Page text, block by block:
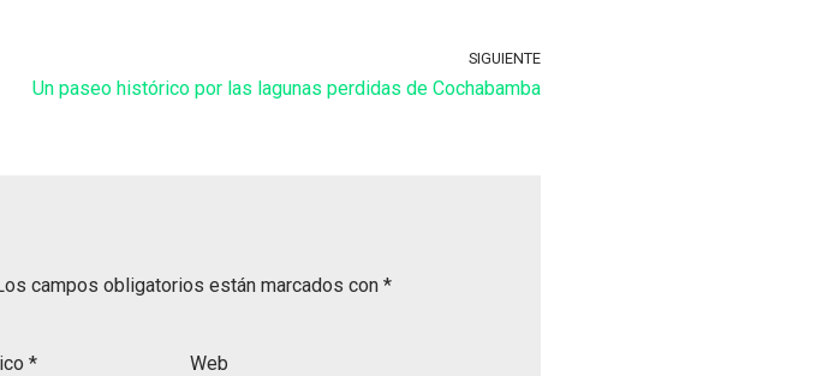
SIGUIENTE
Un paseo histórico por las lagunas perdidas de Cochabamba
campos obligatorios están marcados con *
* Web